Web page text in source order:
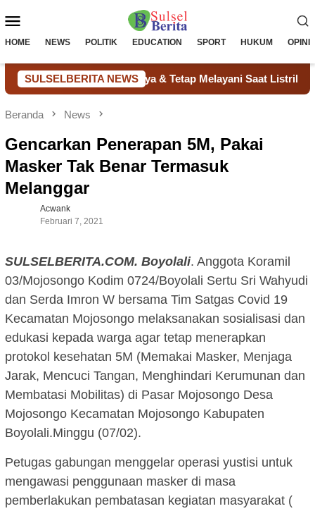
ke
Mobile
HOME NEWS POLITIK EDUCATION SPORT HUKUM OPINI
SULSELBERITA NEWS
Hemat Biaya & Tetap Melayani Saat Listrik Mati
Beranda News
Gencarkan Penerapan 5M, Pakai
Masker Tak Benar Termasuk
Melanggar
Acwank
Februari 7, 2021
SULSELBERITA.COM. Boyolali. Anggota Koramil
03/Mojosongo Kodim 0724/Boyolali Sertu Sri Wahyudi
dan Serda Imron W bersama Tim Satgas Covid 19
Kecamatan Mojosongo melaksanakan sosialisasi dan
edukasi kepada warga agar tetap menerapkan
protokol kesehatan 5M (Memakai Masker, Menjaga
Jarak, Mencuci Tangan, Menghindari Kerumunan dan
Membatasi Mobilitas) di Pasar Mojosongo Desa
Mojosongo Kecamatan Mojosongo Kabupaten
Boyolali.Minggu (07/02).
Petugas gabungan menggelar operasi yustisi untuk
mengawasi penggunaan masker di masa
pemberlakukan pembatasan kegiatan masyarakat (